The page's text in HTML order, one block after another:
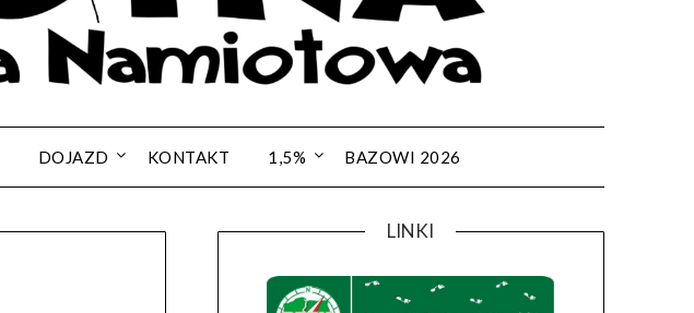
DOJAZD KONTAKT 1,5% BAZOWI 2026
LINKI